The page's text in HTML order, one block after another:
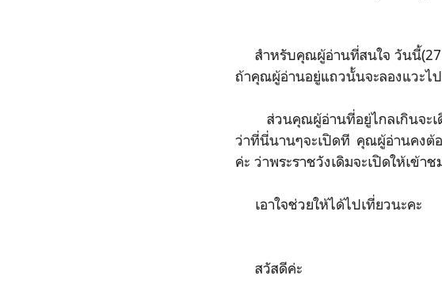
สำหรับคุณผู้อ่านที่สนใจ วันนี้(27
ถ้าคุณผู้อ่านอยู่แถวนั้นจะลองแวะไป
ส่วนคุณผู้อ่านที่อยู่ไกลเกินจะเดิ
ว่าที่นี่นานๆจะเปิดที คุณผู้อ่านคงต้อ
ค่ะ ว่าพระราชวังเดิมจะเปิดให้เข้าช
เอาใจช่วยให้ได้ไปเที่ยวนะคะ
สวัสดีค่ะ